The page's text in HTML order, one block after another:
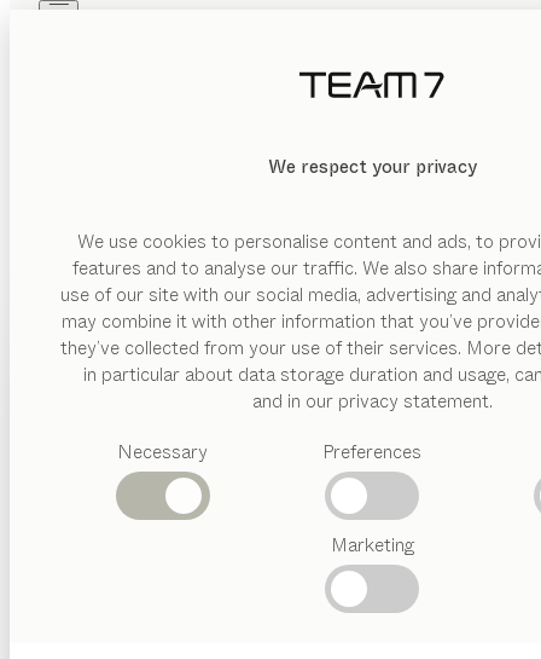
We respect your privacy
We use cookies to personalise content and ads, to
features and to analyse our traffic. We also share
use of our site with our social media, advertising and
may combine it with other information that you’ve
they’ve collected from your use of their services. More
in particular about data storage duration and usage,
and in our privacy statement.
Necessary
Preferences
Marketing
Esstische
Küchen
Regale
Betten
PRODUKTE
ÜBER UNS
HÄNDLER
The Art of Living with Wood. Die Welt von TEAM 7